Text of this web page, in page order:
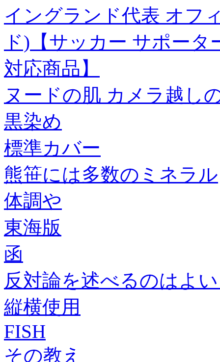
イングランド代表 オフ
ド)【サッカー サポー
対応商品】
ヌードの肌 カメラ越し
黒染め
標準カバー
熊笹には多数のミネラル
体調や
東海版
函
反対論を述べるのはよ
縦横使用
FISH
その教え